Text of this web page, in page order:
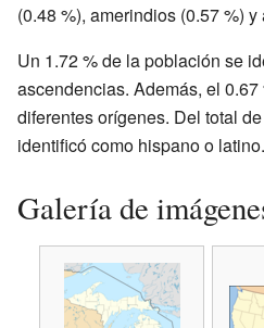
(0.48 %), amerindios (0.57 %)
Un 1.72 % de la población se
ascendencias. Además, el
diferentes orígenes. Del total
identificó como hispano o latino.
Galería de